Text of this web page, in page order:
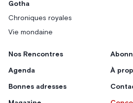
Gotha
Chroniques royales
Vie mondaine
Nos Rencontres
Agenda
Bonnes adresses
À